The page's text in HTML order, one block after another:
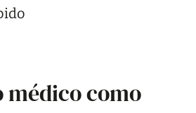
médico como